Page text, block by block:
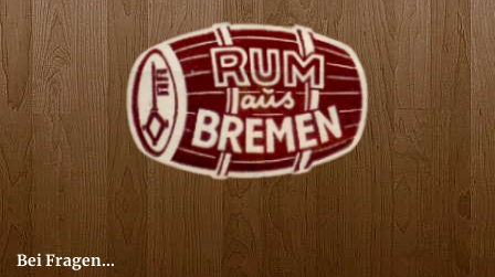
Bei Fragen...